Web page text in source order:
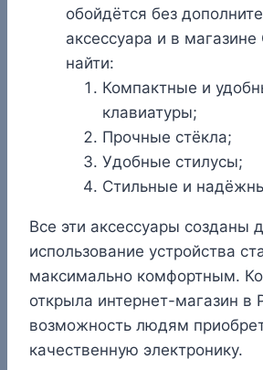
обойдётся без
аксессуара и в
найти:
Компактные и
клавиатуры;
Прочные стёкла;
Удобные стилусы;
Стильные и
Все эти аксессуары созданы
использование устройства
максимально комфортным.
открыла интернет-магазин в
возможность людям
качественную электронику.